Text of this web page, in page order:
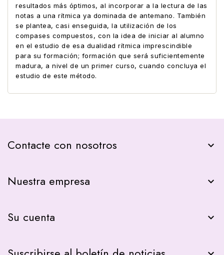
resultados más óptimos, al incorporar a la lectura de las
notas a una rítmica ya dominada de antemano. También
se plantea, casi enseguida, la utilización de los
compases compuestos, con la idea de iniciar al alumno
en el estudio de esa dualidad rítmica imprescindible
para su formación; formación que será suficientemente
madura, a nivel de un primer curso, cuando concluya el
estudio de este método.
Contacte con nosotros keyboard_arrow_down
Nuestra empresa 
Su cuenta 